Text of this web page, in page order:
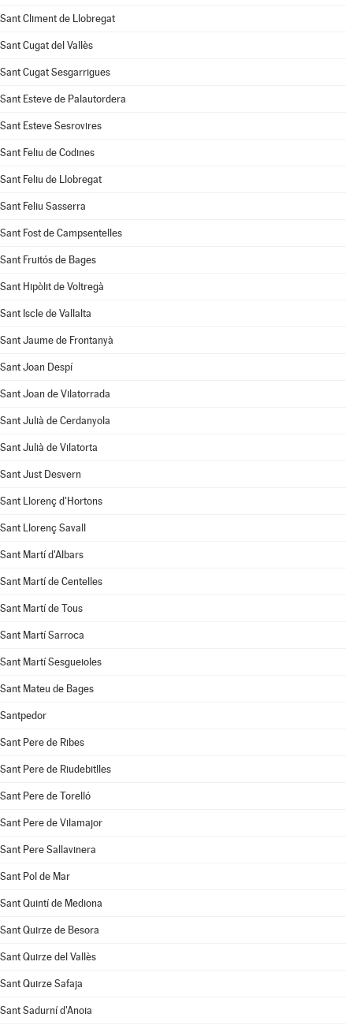
Sant Climent de Llobregat
Sant Cugat del Vallès
Sant Cugat Sesgarrigues
Sant Esteve de Palautordera
Sant Esteve Sesrovires
Sant Feliu de Codines
Sant Feliu de Llobregat
Sant Feliu Sasserra
Sant Fost de Campsentelles
Sant Fruitós de Bages
Sant Hipòlit de Voltregà
Sant Iscle de Vallalta
Sant Jaume de Frontanyà
Sant Joan Despí
Sant Joan de Vilatorrada
Sant Julià de Cerdanyola
Sant Julià de Vilatorta
Sant Just Desvern
Sant Llorenç d'Hortons
Sant Llorenç Savall
Sant Martí d'Albars
Sant Martí de Centelles
Sant Martí de Tous
Sant Martí Sarroca
Sant Martí Sesgueioles
Sant Mateu de Bages
Santpedor
Sant Pere de Ribes
Sant Pere de Riudebitlles
Sant Pere de Torelló
Sant Pere de Vilamajor
Sant Pere Sallavinera
Sant Pol de Mar
Sant Quintí de Mediona
Sant Quirze de Besora
Sant Quirze del Vallès
Sant Quirze Safaja
Sant Sadurní d'Anoia